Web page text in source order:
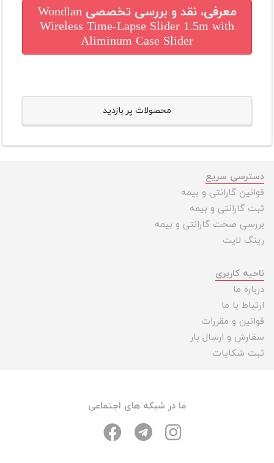
معرفی، نقد و بررسی تخصصیWondlan
Wireless Time-Lapse Slider 1.5m with
Aliminum Case Slider
محصولات پر بازدید
دسترسی سریع
قوانین گارانتی و بیمه
ثبت گارانتی و بیمه
بررسی صحت گارانتی و بیمه
رینگ لایت
ناحیه کاربری
درباره ما
ارتباط با ما
قوانین و مقررات
سفارش و ارسال بار
ثبت شکایات
ما در شبکه های اجتماعی